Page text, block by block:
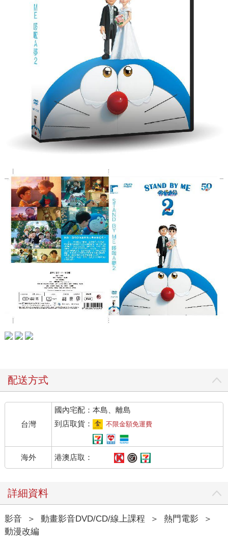
配送方式
台灣
國內宅配：本島、離島
到店取貨：
不限金額免運費
海外 港澳店取：
詳細資料
影音 ＞ 動畫影音DVD/CD/線上課程 ＞ 熱門電影
＞
動漫改編